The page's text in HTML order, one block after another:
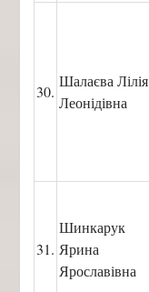
30.
Шалаєва Лілія
Леонідівна
31.
Шинкарук
Ярина
Ярославівна